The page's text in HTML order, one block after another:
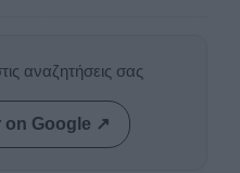
αναζητήσεις σας
on Google ↗